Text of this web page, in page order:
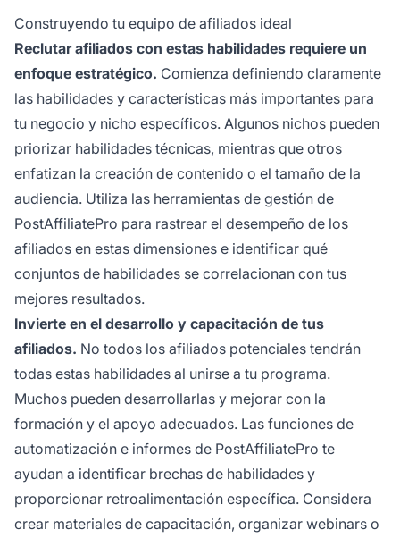
Construyendo tu equipo de afiliados ideal
Reclutar afiliados con estas habilidades requiere un
enfoque estratégico. Comienza definiendo claramente
las habilidades y características más importantes para
tu negocio y nicho específicos. Algunos nichos pueden
priorizar habilidades técnicas, mientras que otros
enfatizan la creación de contenido o el tamaño de la
audiencia. Utiliza las herramientas de gestión de
PostAffiliatePro para rastrear el desempeño de los
afiliados en estas dimensiones e identificar qué
conjuntos de habilidades se correlacionan con tus
mejores resultados.
Invierte en el desarrollo y capacitación de tus
afiliados. No todos los afiliados potenciales tendrán
todas estas habilidades al unirse a tu programa.
Muchos pueden desarrollarlas y mejorar con la
formación y el apoyo adecuados. Las funciones de
automatización e informes de PostAffiliatePro te
ayudan a identificar brechas de habilidades y
proporcionar retroalimentación específica. Considera
crear materiales de capacitación, organizar webinars o